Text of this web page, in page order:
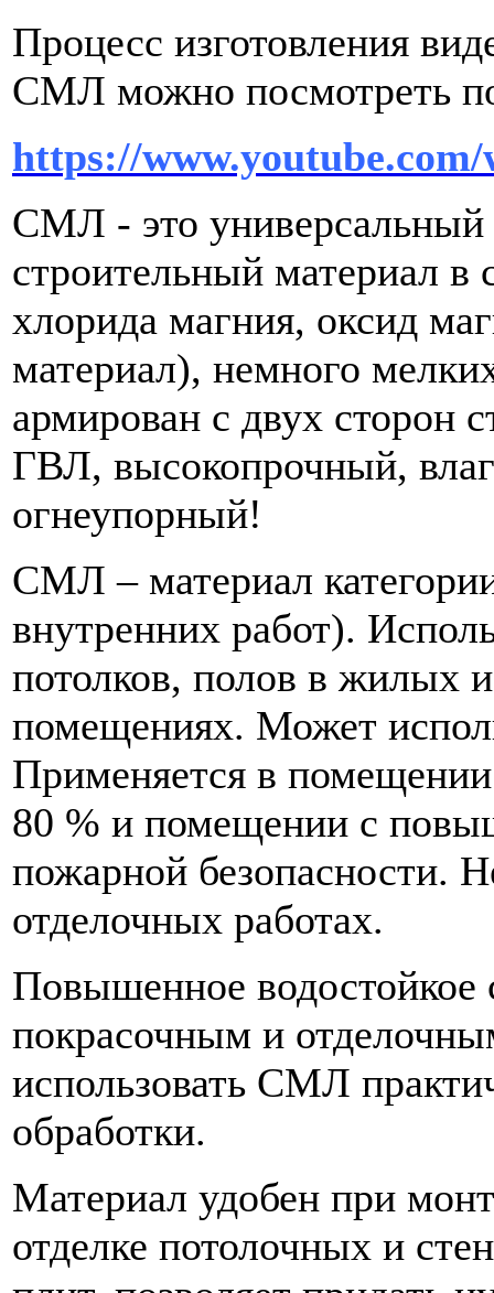
Процесс изготовления
СМЛ можно посмотреть
https://
СМЛ - это универсальный
строительный материал в
хлорида магния, оксид
материал), немного
армирован с двух сторон
ГВЛ, высокопрочный,
огнеупорный!
СМЛ – материал
внутренних работ).
потолков, полов в жилых
помещениях. Может
Применяется в
80 % и помещении с
пожарной безопасности.
отделочных работах.
Повышенное водостойкое
покрасочным и
использовать СМЛ
обработки.
Материал удобен при
отделке потолочных и